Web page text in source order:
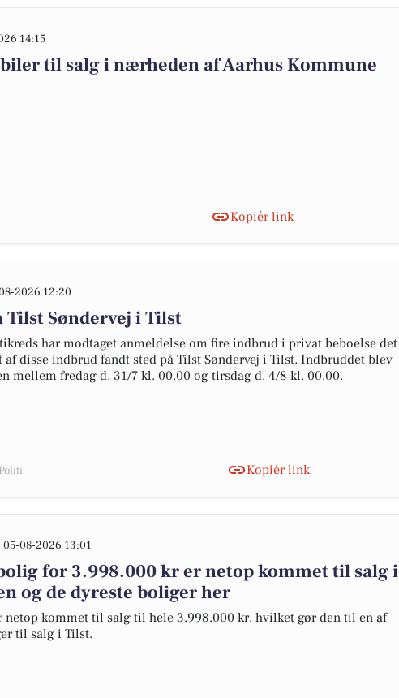
14:15
til salg i nærheden af Aarhus Kommune
Kopiér link
2026 12:20
Tilst Søndervej i Tilst
har modtaget anmeldelse om fire indbrud i privat beboelse det
af disse indbrud fandt sted på Tilst Søndervej i Tilst. Indbruddet blev
mellem fredag d. 31/7 kl. 00.00 og tirsdag d. 4/8 kl. 00.00.
Kopiér link
05-08-2026 13:01
for 3.998.000 kr er netop kommet til salg i
og de dyreste boliger her
netop kommet til salg til hele 3.998.000 kr, hvilket gør den til en af
til salg i Tilst.